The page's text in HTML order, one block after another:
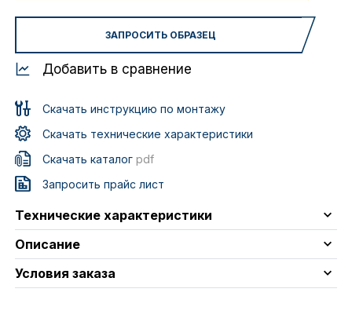
ЗАПРОСИТЬ ОБРАЗЕЦ
Добавить в сравнение
Скачать инструкцию по монтажу
Скачать технические характеристики
Скачать каталогpdf
Запросить прайс лист
Технические характеристики
Описание
Условия заказа